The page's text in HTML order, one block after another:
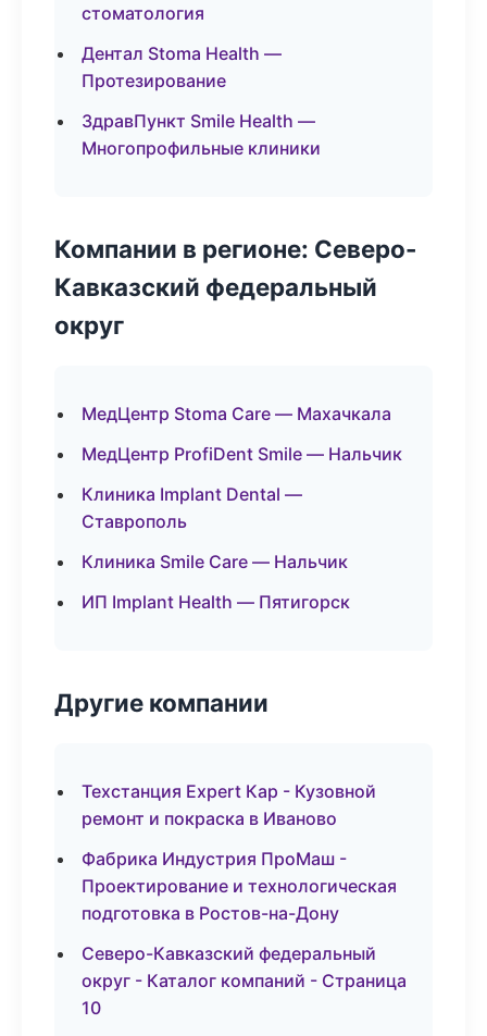
стоматология
Дентал Stoma Health —
Протезирование
ЗдравПункт Smile Health —
Многопрофильные клиники
Компании в регионе: Северо-
Кавказский федеральный
округ
МедЦентр Stoma Care — Махачкала
МедЦентр ProfiDent Smile — Нальчик
Клиника Implant Dental —
Ставрополь
Клиника Smile Care — Нальчик
ИП Implant Health — Пятигорск
Другие компании
Техстанция Expert Кар - Кузовной
ремонт и покраска в Иваново
Фабрика Индустрия ПроМаш -
Проектирование и технологическая
подготовка в Ростов-на-Дону
Северо-Кавказский федеральный
округ - Каталог компаний - Страница
10